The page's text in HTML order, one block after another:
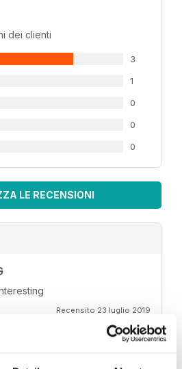
dei clienti
3
1
0
0
0
LE RECENSIONI
Recensito 23 luglio 2019